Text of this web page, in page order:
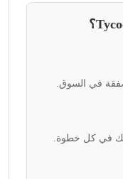
في السوق.
في كل خطوة.